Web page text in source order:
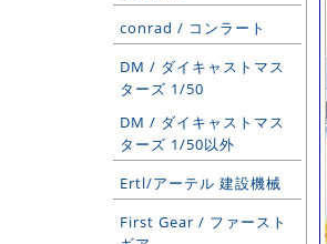
conrad / コンラート
DM / ダイキャストマス
ターズ 1/50
DM / ダイキャストマス
ターズ 1/50以外
Ertl/アーテル 建設機械
First Gear / ファースト